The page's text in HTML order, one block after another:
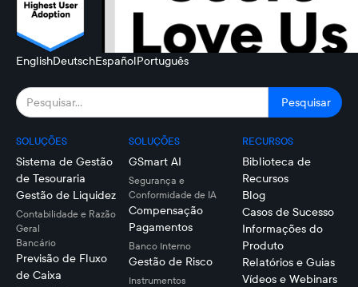
EnglishDeutschEspañolPortuguês
SOLUÇÕES
Sistema de Gestão
de Tesouraria
Gestão de Liquidez
Contabilidade e Razão
Geral
Bancário
Previsão de Fluxo
de Caixa
SOLUÇÕES
GSmart AI
Segurança e
Conformidade de IA
Compensação
Pagamentos
Banco Interno
Gestão de Risco
Instrumentos
RECURSOS
Biblioteca de
Recursos
Blog
Casos de Sucesso
Informações do
Produto
Relatórios e Guias
Vídeos e Webinars